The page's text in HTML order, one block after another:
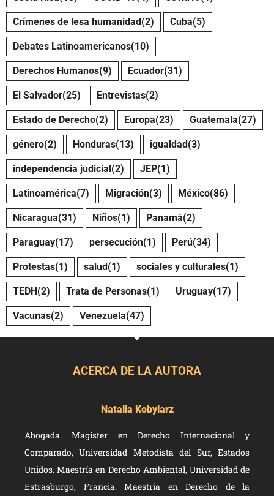
Crímenes de lesa humanidad (2) Cuba(5)
Debates Latinoamericanos(10)
Derechos Humanos(9) Ecuador(31)
El Salvador(25) Entrevistas(2)
Estado de Derecho(2) Europa(23) Guatemala(27)
género(2) Honduras(13) igualdad (3)
independencia judicial (2) JEP(1)
Latinoamérica(7) Migración(3) México(86)
Nicaragua(31) Niños(1) Panamá(2)
Paraguay(17) persecución(1) Perú(34)
Protestas(1) salud (1) sociales y culturales(1)
TEDH (2) Trata de Personas(1) Uruguay(17)
Vacunas(2) Venezuela(47)
ACERCA DE LA AUTORA
Natalia Kobylarz
Abogada. Magíster en Derecho Internacional y
Comparado, Universidad Metodista del Sur, Estados
Unidos. Maestría en Derecho Ambiental, Universidad de
Estrasburgo, Francia. Maestría en Derecho de la